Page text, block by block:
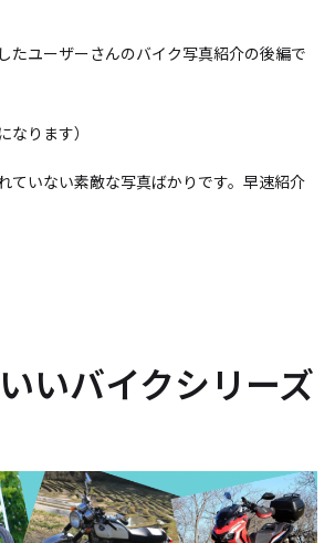
たユーザーさんのバイク写真紹介の後編で
になります）
ていない素敵な写真ばかりです。早速紹介
いバイクシリーズ